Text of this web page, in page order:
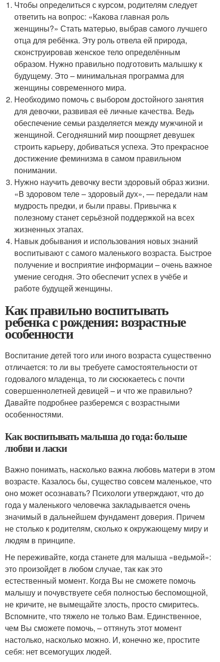
Чтобы определиться с курсом, родителям следует
ответить на вопрос: «Какова главная роль
женщины?» Стать матерью, выбрав самого лучшего
отца для ребёнка. Эту роль отвела ей природа,
сконструировав женское тело определённым
образом. Нужно правильно подготовить малышку к
будущему. Это – минимальная программа для
женщины современного мира.
Необходимо помочь с выбором достойного занятия
для девочки, развивая её личные качества. Ведь
обеспечение семьи разделяется между мужчиной и
женщиной. Сегодняшний мир поощряет девушек
строить карьеру, добиваться успеха. Это прекрасное
достижение феминизма в самом правильном
понимании.
Нужно научить девочку вести здоровый образ жизни.
«В здоровом теле – здоровый дух», — передали нам
мудрость предки, и были правы. Привычка к
полезному станет серьёзной поддержкой на всех
жизненных этапах.
Навык добывания и использования новых знаний
воспитывают с самого маленького возраста. Быстрое
получение и восприятие информации – очень важное
умение сегодня. Это обеспечит успех в учёбе и
работе будущей женщины.
Как правильно воспитывать
ребенка с рождения: возрастные
особенности
Воспитание детей того или иного возраста существенно
отличается: то ли вы требуете самостоятельности от
годовалого младенца, то ли сюсюкаетесь с почти
совершеннолетней девицей – и что же правильно?
Давайте подробнее разберемся с возрастными
особенностями.
Как воспитывать малыша до года: больше
любви и ласки
Важно понимать, насколько важна любовь матери в этом
возрасте. Казалось бы, существо совсем маленькое, что
оно может осознавать? Психологи утверждают, что до
года у маленького человечка закладывается очень
значимый в дальнейшем фундамент доверия. Причем
не столько к родителям, сколько к окружающему миру и
людям в принципе.
Не переживайте, когда станете для малыша «ведьмой»:
это произойдет в любом случае, так как это
естественный момент. Когда Вы не сможете помочь
малышу и почувствуете себя полностью беспомощной,
не кричите, не вымещайте злость, просто смиритесь.
Вспомните, что тяжело не только Вам. Единственное,
чем Вы сможете помочь, – оттянуть этот момент
настолько, насколько можно. И, конечно же, простите
себя: нет всемогущих людей.